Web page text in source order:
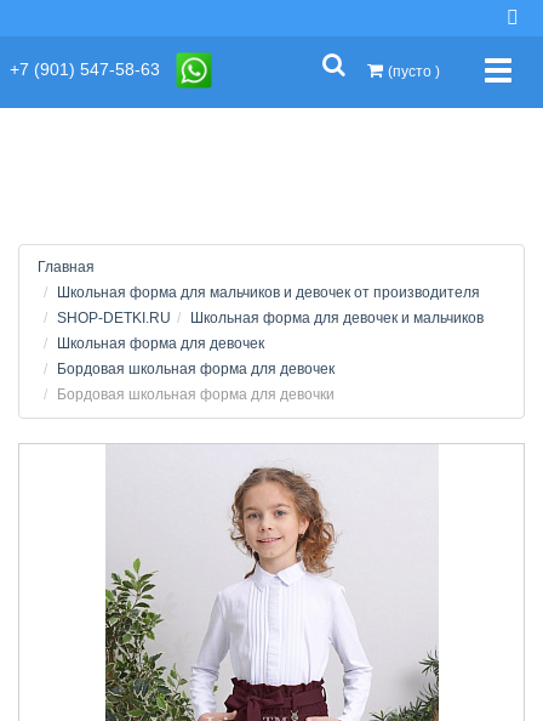
+7 (901) 547-58-63 (пусто )
Главная
Школьная форма для мальчиков и девочек от производителя
SHOP-DETKI.RU
Школьная форма для девочек и мальчиков
Школьная форма для девочек
Бордовая школьная форма для девочек
Бордовая школьная форма для девочки